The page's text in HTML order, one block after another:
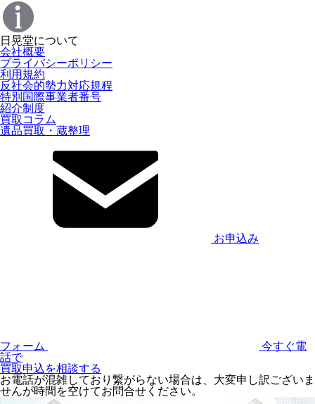
日晃堂について
会社概要
プライバシーポリシー
利用規約
反社会的勢力対応規程
特別国際事業者番号
紹介制度
買取コラム
遺品買取・蔵整理
お申込み
フォーム
今すぐ電
話で
買取申込を相談する
お電話が混雑しており繋がらない場合は、大変申し訳ございま
せんが時間を空けてお問合せください。